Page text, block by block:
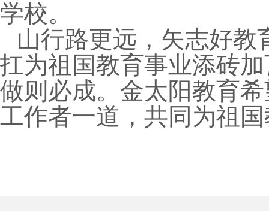
学校。
山行路更远，矢志好教
扛为祖国教育事业添砖
做则必成。金太阳教育
工作者一道，共同为祖